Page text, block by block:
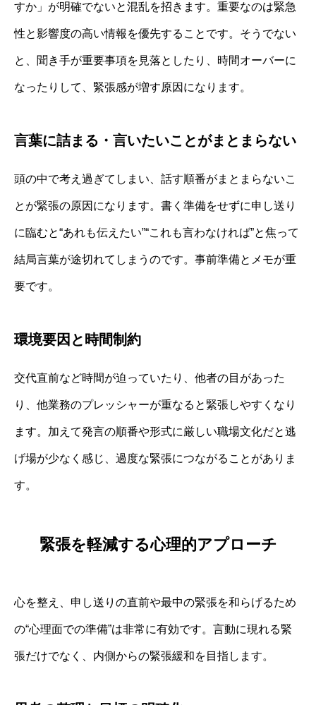
すか」が明確でないと混乱を招きます。重要なのは緊急
性と影響度の高い情報を優先することです。そうでない
と、聞き手が重要事項を見落としたり、時間オーバーに
なったりして、緊張感が増す原因になります。
言葉に詰まる・言いたいことがまとまらない
頭の中で考え過ぎてしまい、話す順番がまとまらないこ
とが緊張の原因になります。書く準備をせずに申し送り
に臨むと“あれも伝えたい”“これも言わなければ”と焦って
結局言葉が途切れてしまうのです。事前準備とメモが重
要です。
環境要因と時間制約
交代直前など時間が迫っていたり、他者の目があった
り、他業務のプレッシャーが重なると緊張しやすくなり
ます。加えて発言の順番や形式に厳しい職場文化だと逃
げ場が少なく感じ、過度な緊張につながることがありま
す。
緊張を軽減する心理的アプローチ
心を整え、申し送りの直前や最中の緊張を和らげるため
の“心理面での準備”は非常に有効です。言動に現れる緊
張だけでなく、内側からの緊張緩和を目指します。